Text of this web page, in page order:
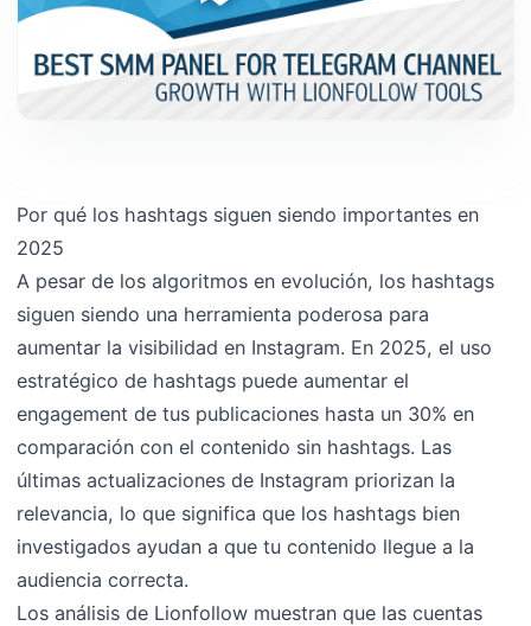
Por qué los hashtags siguen siendo importantes en
2025
A pesar de los algoritmos en evolución, los hashtags
siguen siendo una herramienta poderosa para
aumentar la visibilidad en Instagram. En 2025, el uso
estratégico de hashtags puede aumentar el
engagement de tus publicaciones hasta un 30% en
comparación con el contenido sin hashtags. Las
últimas actualizaciones de Instagram priorizan la
relevancia, lo que significa que los hashtags bien
investigados ayudan a que tu contenido llegue a la
audiencia correcta.
Los análisis de Lionfollow muestran que las cuentas